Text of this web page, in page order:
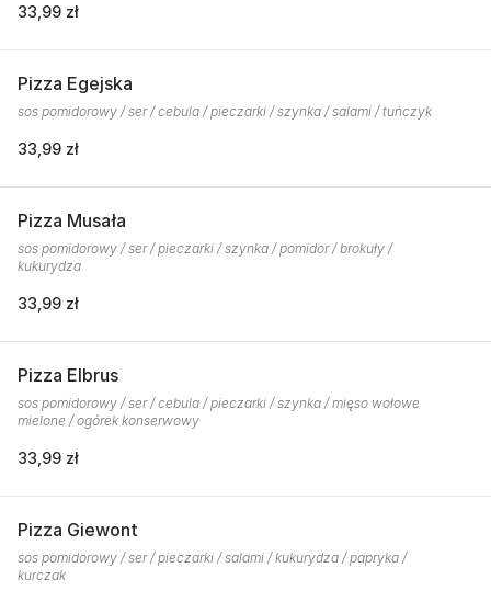
33,99 zł
Pizza Egejska
sos pomidorowy / ser / cebula / pieczarki / szynka / salami / tuńczyk
33,99 zł
Pizza Musała
sos pomidorowy / ser / pieczarki / szynka / pomidor / brokuły /
kukurydza
33,99 zł
Pizza Elbrus
sos pomidorowy / ser / cebula / pieczarki / szynka / mięso wołowe
mielone / ogórek konserwowy
33,99 zł
Pizza Giewont
sos pomidorowy / ser / pieczarki / salami / kukurydza / papryka /
kurczak